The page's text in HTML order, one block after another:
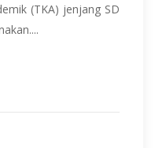
(TKA) jenjang SD